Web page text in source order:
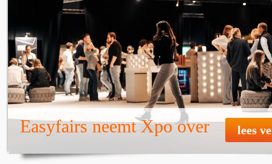
Easyfairs neemt Xpo over lees